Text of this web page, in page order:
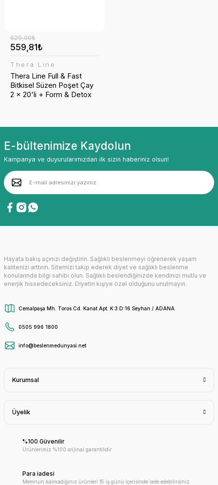
559,81₺
629,00₺
Thera Line
Thera Line Full & Fast
Bitkisel Süzen Poşet Çay
2 x 20'li + Form & Detox
E-bültenimize Kaydolun
Kampanya ve duyurularımızdan ilk sizin haberiniz olsun!
Hayata bakış açınızı değiştirin. Sağlıklı beslenmeyi öğrenerek yaşam
kalitenizi arttırın. Sitemizi takip ederek diyet ve sağlıklı beslenme
konularında bilgi sahibi olun. Sağlıklı beslendiğinizde kendinizi mutlu ve
enerjik hissedeceksiniz. Diyetin kişiye özel olduğunu unutmayın.
Cemalpaşa Mh. Toros Cd. Kanat Apt. K:3 D:16 Seyhan / ADANA
0505 996 1800
info@beslenmedunyasi.net
Kurumsal
Üyelik
%100 Güvenilir
Ürünlerimiz %100 orijinal garantilidir.
Para iadesi
Memnun kalmadığınız ürünleri 15 iş günü içerisinde iade edebilirsiniz.